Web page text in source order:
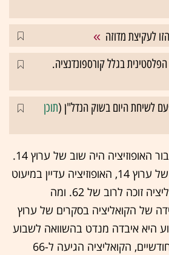
לעקיצת מדוזה
בגלל קורספונדנציה.
לשיחת היום בשוק הנדל"ן (תוכן
הסקר הפסימי ביותר עבור האופוזיציה היה שוב של ערוץ 14.
אבל יש כוכבית. בסקר של ערוץ 14, האופוזיציה עדיין במיעוט
עם 58 מנדטים, והקואליציה זוכה לרוב של 62. ומה
של הקואליציה בסקרים של ערוץ
היא איבדה מנדט בהשוואה לשבוע
הקודם. נזכיר שלפני כחודשיים, הקואליציה הגיעה ל-66